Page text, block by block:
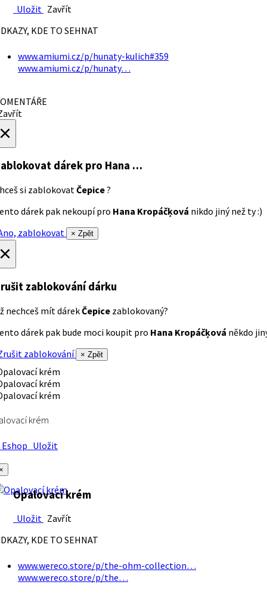
Uložit Zavřít
KDE TO SEHNAT
www.amiumi.cz/p/hunaty-kulich#359
www.amiumi.cz/p/hunaty…
dárek pro Hana …
si zablokovatČepice?
dárek pak nekoupí pro Hana Kropáčķová nikdo jiný než ty :)
zablokovat
× Zpět
zablokování dárku
nechceš mít dárekČepice zablokovaný?
dárek pak bude moci koupit pro Hana Kropáčķová někdo
zablokování
× Zpět
krém
Uložit
Opalovací krém
Uložit Zavřít
KDE TO SEHNAT
www.wereco.store/p/the-ohm-collection…
www.wereco.store/p/the…